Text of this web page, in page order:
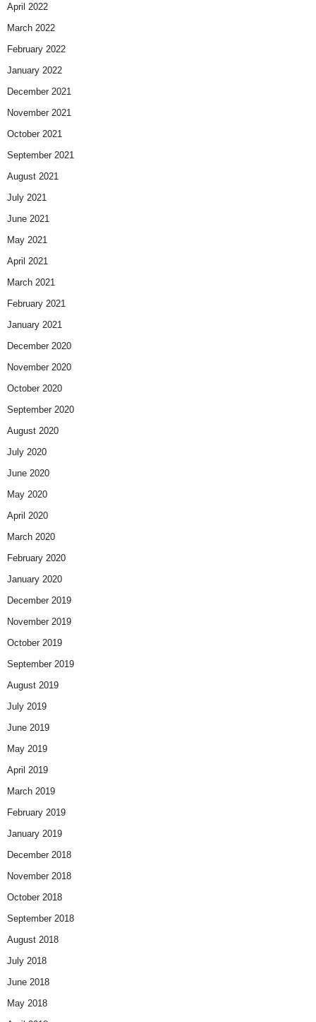
April 2022
March 2022
February 2022
January 2022
December 2021
November 2021
October 2021
September 2021
August 2021
July 2021
June 2021
May 2021
April 2021
March 2021
February 2021
January 2021
December 2020
November 2020
October 2020
September 2020
August 2020
July 2020
June 2020
May 2020
April 2020
March 2020
February 2020
January 2020
December 2019
November 2019
October 2019
September 2019
August 2019
July 2019
June 2019
May 2019
April 2019
March 2019
February 2019
January 2019
December 2018
November 2018
October 2018
September 2018
August 2018
July 2018
June 2018
May 2018